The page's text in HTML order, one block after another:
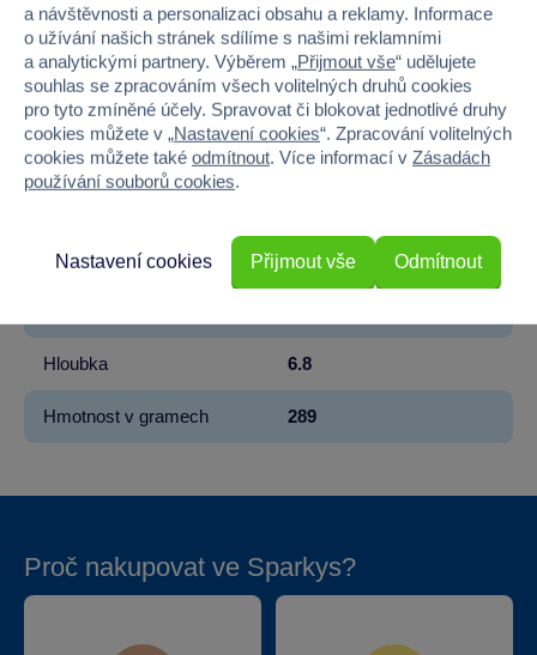
Licence DISNEY
Kolekce MICKEY MOUSE
Věk od 3
Šířka 6.8
Hloubka 6.8
Hmotnost v gramech 289
Proč nakupovat ve Sparkys?
a návštěvnosti a personalizaci obsahu a reklamy. Informace
o užívání našich stránek sdílíme s našimi reklamními
a analytickými partnery. Výběrem „Přijmout vše“ udělujete
souhlas se zpracováním všech volitelných druhů cookies
pro tyto zmíněné účely. Spravovat či blokovat jednotlivé druhy
cookies můžete v „Nastavení cookies“. Zpracování volitelných
cookies můžete také odmítnout. Více informací v Zásadách
používání souborů cookies.
Odmítnout
Nastavení cookies Přijmout vše